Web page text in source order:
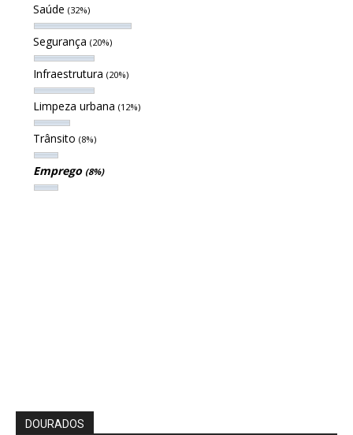
Saúde (32%)
Segurança (20%)
Infraestrutura (20%)
Limpeza urbana (12%)
Trânsito (8%)
Emprego (8%)
DOURADOS